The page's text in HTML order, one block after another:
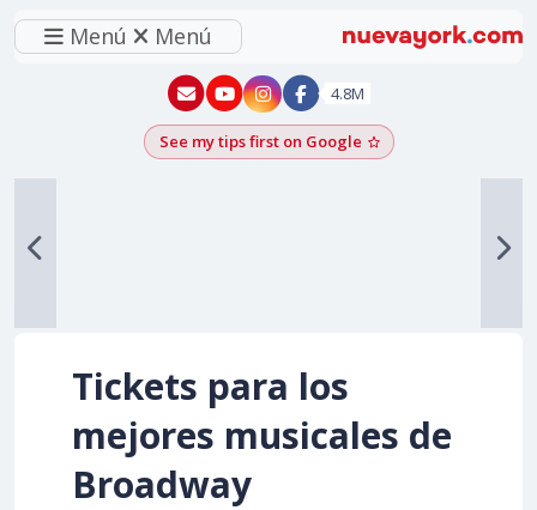
Menú Menú
New York - YouTube
New York - Instagram
4.8M
See my tips first on GoogleAdd as a Google
Tickets para los
mejores musicales de
Broadway